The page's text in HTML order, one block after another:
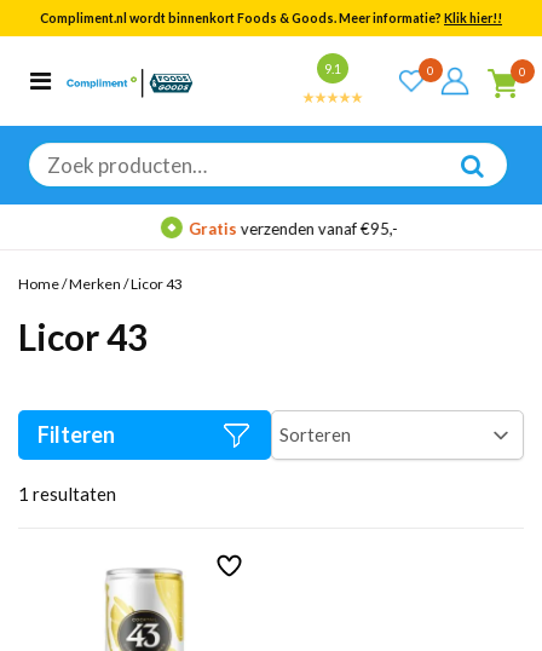
Compliment.nl wordt binnenkort Foods & Goods. Meer informatie? Klik hier!!
9.1 0 0
Zoeken
naar:
Categorieën
Bekijk alle resultaten
Gratisverzenden vanaf €95,-
Home/Merken /Licor 43
Licor 43
1 resultaten
Filteren